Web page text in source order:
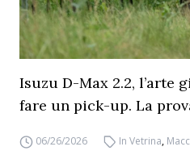
Isuzu D-Max 2.2, l’arte
fare un pick-up. La
06/26/2026 In Vetrina,